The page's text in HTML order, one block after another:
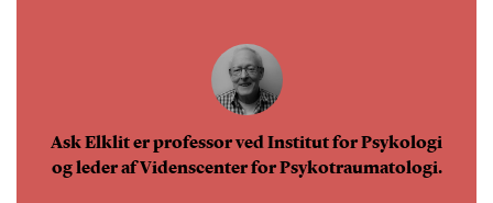
Ask Elklit er professor ved Institut for Psykologi
og leder af Videnscenter for Psykotraumatologi.